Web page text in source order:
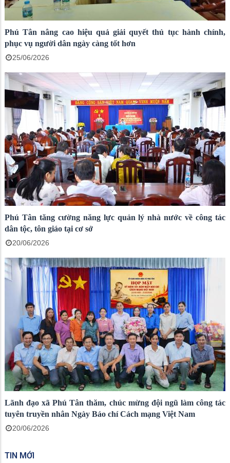
Phú Tân nâng cao hiệu quả giải quyết thủ tục hành chính,
phục vụ người dân ngày càng tốt hơn
25/06/2026
Phú Tân tăng cường năng lực quản lý nhà nước về công tác
dân tộc, tôn giáo tại cơ sở
20/06/2026
Lãnh đạo xã Phú Tân thăm, chúc mừng đội ngũ làm công tác
tuyên truyền nhân Ngày Báo chí Cách mạng Việt Nam
20/06/2026
TIN MỚI